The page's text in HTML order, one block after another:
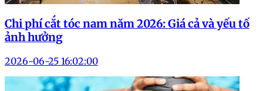
Chi phí cắt tóc nam năm 2026: Giá cả và yếu tố
ảnh hưởng
2026-06-25 16:02:00